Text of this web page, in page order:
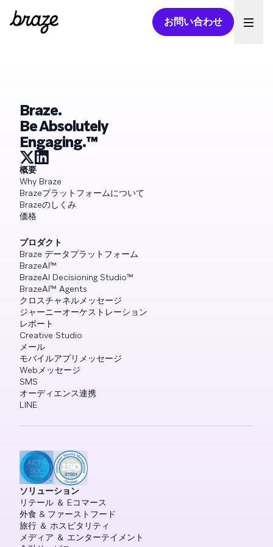
お問い合わせ
Braze.
Be Absolutely
Engaging.™
概要
Why Braze
Brazeプラットフォームについて
Brazeのしくみ
価格
プロダクト
Braze データプラットフォーム
BrazeAI™
BrazeAI Decisioning Studio™
BrazeAI™ Agents
クロスチャネルメッセージ
ジャーニーオーケストレーション
レポート
Creative Studio
メール
モバイルアプリメッセージ
Webメッセージ
SMS
オーディエンス連携
LINE
ソリューション
リテール ＆ Eコマース
外食 & ファーストフード
旅行 ＆ ホスピタリティ
メディア ＆ エンターテイメント